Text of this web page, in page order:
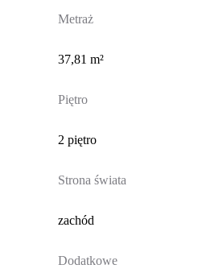
Metraż
37,81 m²
Piętro
2 piętro
Strona świata
zachód
Dodatkowe